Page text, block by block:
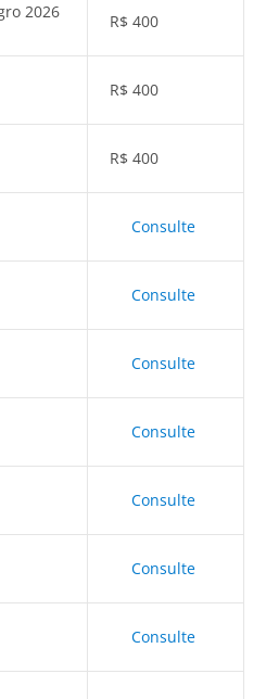
2026 R$ 400
R$ 400
R$ 400
Consulte
Consulte
Consulte
Consulte
Consulte
Consulte
Consulte